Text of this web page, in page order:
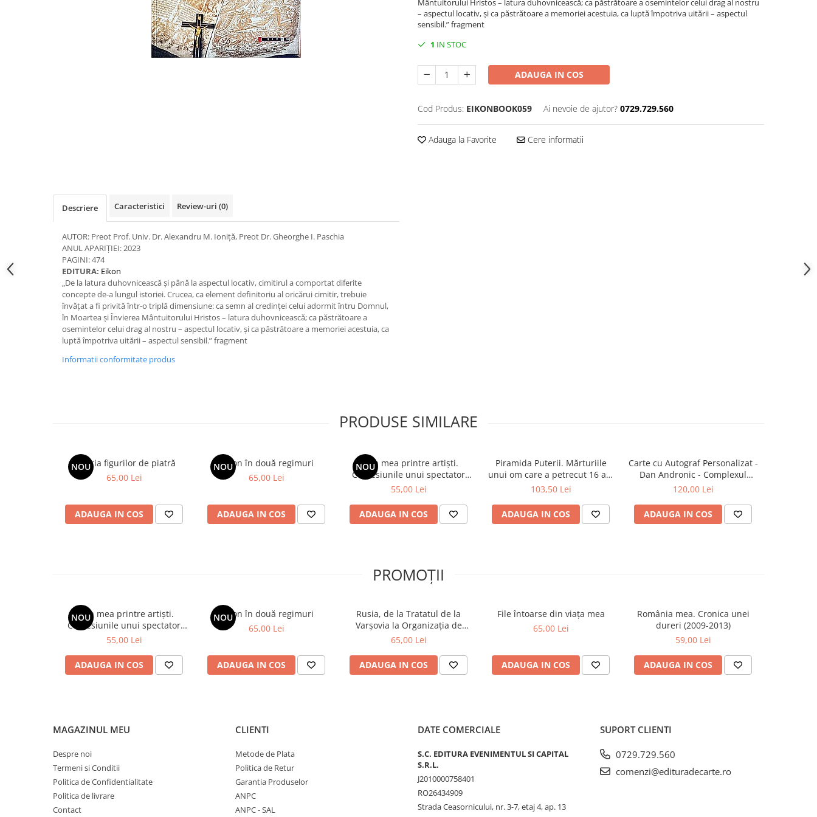
Spiritualitate/Ezoterism
Stiinte/Educatie
Mântuitorului Hristos – latura duhovnicească; ca păstrătoare a osemintelor celui drag al nostru
– aspectul locativ, și ca păstrătoare a memoriei acestuia, ca luptă împotriva uitării – aspectul
sensibil.” fragment
1 IN STOC
ADAUGA IN COS
Cod Produs: EIKONBOOK059 Ai nevoie de ajutor? 0729.729.560
Adauga la Favorite Cere informatii
Descriere Caracteristici Review-uri (0)
AUTOR: Preot Prof. Univ. Dr. Alexandru M. Ioniță, Preot Dr. Gheorghe I. Paschia
ANUL APARIȚIEI: 2023
PAGINI: 474
EDITURA: Eikon
„De la latura duhovnicească și până la aspectul locativ, cimitirul a comportat diferite
concepte de-a lungul istoriei. Crucea, ca element definitoriu al oricărui cimitir, trebuie
învățat a fi privită într-o triplă dimensiune: ca semn al credinței celui adormit întru Domnul,
în Moartea și Învierea Mântuitorului Hristos – latura duhovnicească; ca păstrătoare a
osemintelor celui drag al nostru – aspectul locativ, și ca păstrătoare a memoriei acestuia, ca
luptă împotriva uitării – aspectul sensibil.” fragment
Informatii conformitate produs
PRODUSE SIMILARE
NOU
Galeria figurilor de piatră
65,00 Lei
ADAUGA IN COS
NOU
Spion în două regimuri
65,00 Lei
ADAUGA IN COS
NOU
Viața mea printre artiști.
Confesiunile unui spectator
fidel
55,00 Lei
ADAUGA IN COS
Piramida Puterii. Mărturiile
unui om care a petrecut 16 ani
în culisele Palatului Victoria și
103,50 Lei
ADAUGA IN COS
Carte cu Autograf Personalizat -
Dan Andronic - Complexul
Înaltei Porți - Ediție limitată
120,00 Lei
ADAUGA IN COS
PROMOȚII
NOU
Viața mea printre artiști.
Confesiunile unui spectator
fidel
55,00 Lei
ADAUGA IN COS
NOU
Spion în două regimuri
65,00 Lei
ADAUGA IN COS
Rusia, de la Tratatul de la
Varșovia la Organizația de
Cooperare de la Shanghai și
65,00 Lei
ADAUGA IN COS
File întoarse din viața mea
65,00 Lei
ADAUGA IN COS
România mea. Cronica unei
dureri (2009-2013)
59,00 Lei
ADAUGA IN COS
MAGAZINUL MEU
Despre noi
Termeni si Conditii
Politica de Confidentialitate
Politica de livrare
Contact
CLIENTI
Metode de Plata
Politica de Retur
Garantia Produselor
ANPC
ANPC - SAL
DATE COMERCIALE
S.C. EDITURA EVENIMENTUL SI CAPITAL
S.R.L.
J2010000758401
RO26434909
Strada Ceasornicului, nr. 3-7, etaj 4, ap. 13
SUPORT CLIENTI
0729.729.560
comenzi@edituradecarte.ro